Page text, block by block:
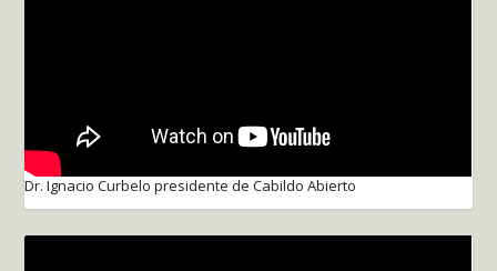
Dr. Ignacio Curbelo presidente de Cabildo Abierto